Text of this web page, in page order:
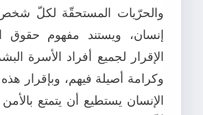
والحرّيات المستحقّة لكلّ
إنسان، ويستند مفهوم حقوق
الإقرار لجميع أفراد الأسرة
وكرامة أصيلة فيهم، وبإقرار
الإنسان يستطيع أن يتمتع